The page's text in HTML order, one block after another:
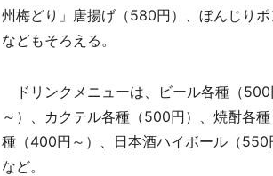
州梅どり」唐揚げ（580円）、ぼんじり
などもそろえる。
ドリンクメニューは、ビール各種（
～）、カクテル各種（500円）、焼酎各
種（400円～）、日本酒ハイボール（
など。